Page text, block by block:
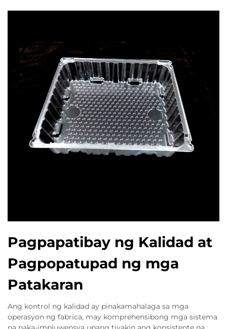
Pagpapatibay ng Kalidad at
Pagpopatupad ng mga
Patakaran
Ang kontrol ng kalidad ay pinakamahalaga sa mga
operasyon ng fabrica, may komprehensibong mga sistema